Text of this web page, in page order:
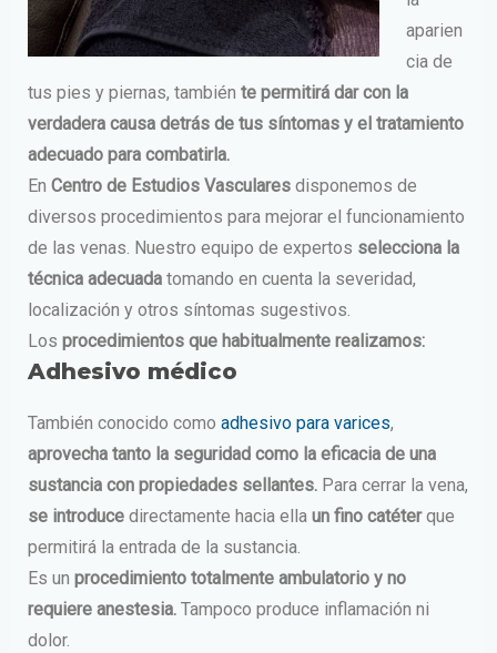
aparien
cia de
tus pies y piernas, también te permitirá dar con la
verdadera causa detrás de tus síntomas y el tratamiento
adecuado para combatirla.
En Centro de Estudios Vascularesdisponemos de
diversos procedimientos para mejorar el funcionamiento
de las venas. Nuestro equipo de expertos selecciona la
técnica adecuadatomando en cuenta la severidad,
localización y otros síntomas sugestivos.
Los procedimientos que habitualmente realizamos:
Adhesivo médico
También conocido como adhesivo para varices,
aprovecha tanto la seguridad como la eficacia de una
sustancia con propiedades sellantes.Para cerrar la vena,
se introducedirectamente hacia ella un fino catéterque
permitirá la entrada de la sustancia.
Es un procedimiento totalmente ambulatorio y no
requiere anestesia.Tampoco produce inflamación ni
dolor.